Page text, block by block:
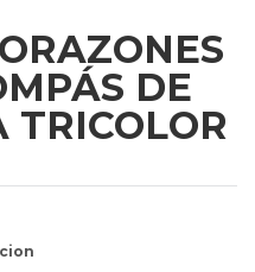
DE
TRICOLOR